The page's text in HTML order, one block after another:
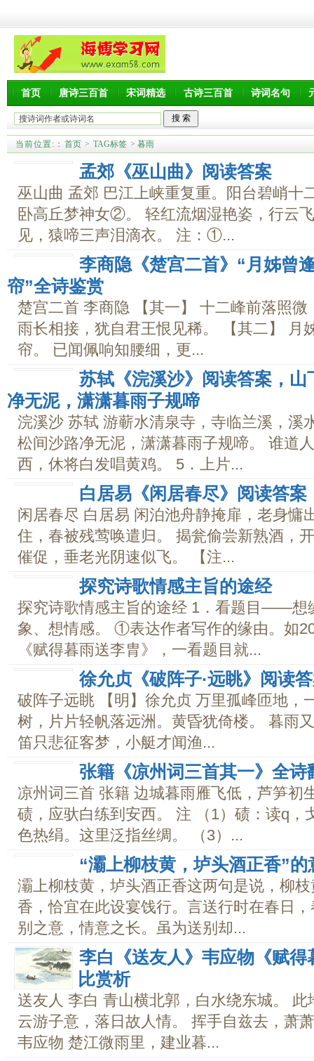
首页 唐诗三百首 宋词精选 古诗三百首 诗词名句
当前位置: ： 首页 > TAG标签 > 暮雨
孟郊《巫山曲》阅读答案
巫山曲 孟郊 巴江上峡重复重。阳台碧峭十
卧高丘梦神女②。 轻红流烟湿艳姿，行云
见，猿啼三声泪滴衣。 注：①...
李商隐《楚宫二首》“月姊曾
帘”全诗鉴赏
楚宫二首 李商隐 【其一】 十二峰前落照
雨长相接，犹自君王恨见稀。 【其二】 月
帘。 已闻佩响知腰细，更...
苏轼《浣溪沙》阅读答案，
净无泥，潇潇暮雨子规啼
浣溪沙 苏轼 游蕲水清泉寺，寺临兰溪，溪
松间沙路净无泥，潇潇暮雨子规啼。 谁道
西，休将白发唱黄鸡。 5．上片...
白居易《闲居春尽》阅读答案
闲居春尽 白居易 闲泊池舟静掩扉，老身慵
住，春被残莺唤遣归。 揭瓮偷尝新熟酒，
催促，垂老光阴速似飞。 【注...
探究诗歌情感主旨的途经
探究诗歌情感主旨的途经 1．看题目――想
象、想情感。 ①表达作者写作的缘由。如
《赋得暮雨送李胄》，一看题目就...
徐允贞《破阵子·远眺》阅读
破阵子远眺 【明】徐允贞 万里孤峰匝地，
树，片片轻帆落远洲。黄昏犹倚楼。 暮雨
笛只悲征客梦，小艇才闻渔...
张籍《凉州词三首其一》全诗
凉州词三首 张籍 边城暮雨雁飞低，芦笋初
碛，应驮白练到安西。 注 （1）碛：读q，
色热绢。这里泛指丝绸。 （3）...
“灞上柳枝黄，垆头酒正香”
灞上柳枝黄，垆头酒正香这两句是说，柳
香，恰宜在此设宴饯行。言送行时在春日
别之意，情意之长。虽为送别却...
李白《送友人》韦应物《赋
比赏析
送友人 李白 青山横北郭，白水绕东城。
云游子意，落日故人情。 挥手自兹去，萧
韦应物 楚江微雨里，建业暮...